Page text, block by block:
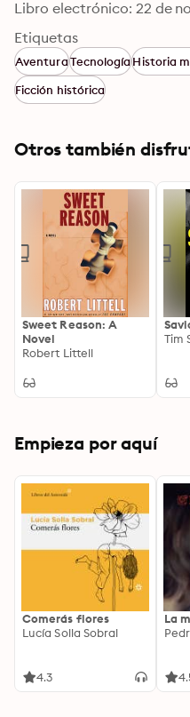
Libro electrónico: 22 de
Etiquetas
AventuraTecnologíaHistoria
Ficción histórica
Otros también
Sweet Reason: A
Novel
Robert Littell
Tim
Empieza por aquí
Comerás flores
Lucía Solla Sobral
4.3
La